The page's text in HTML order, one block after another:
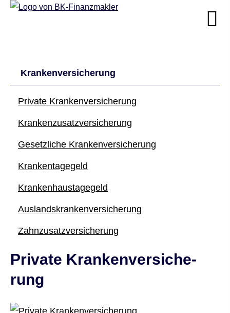
Kranken­ver­si­che­rung
Private Kranken­ver­si­che­rung
Kranken­zusatz­ver­si­che­rung
Gesetzliche Kranken­ver­si­che­rung
Krankentagegeld
Krankenhaustagegeld
Auslandskrankenversicherung
Zahn­zu­satz­ver­si­che­rung
Private Kranken­ver­si­che­
rung